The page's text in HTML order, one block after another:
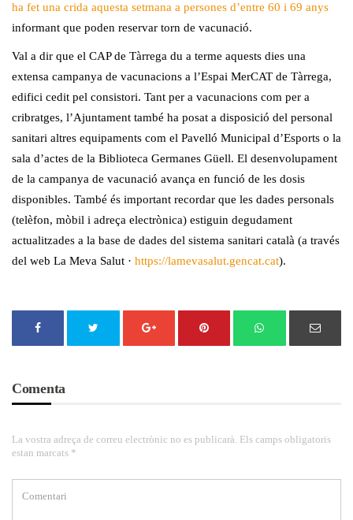
ha fet una crida aquesta setmana a persones d’entre 60 i 69 anys
informant que poden reservar torn de vacunació.
Val a dir que el CAP de Tàrrega du a terme aquests dies una
extensa campanya de vacunacions a l’Espai MerCAT de Tàrrega,
edifici cedit pel consistori. Tant per a vacunacions com per a
cribratges, l’Ajuntament també ha posat a disposició del personal
sanitari altres equipaments com el Pavelló Municipal d’Esports o la
sala d’actes de la Biblioteca Germanes Güell. El desenvolupament
de la campanya de vacunació avança en funció de les dosis
disponibles. També és important recordar que les dades personals
(telèfon, mòbil i adreça electrònica) estiguin degudament
actualitzades a la base de dades del sistema sanitari català (a través
del web La Meva Salut · https://lamevasalut.gencat.cat).
Comenta
La vostra adreça de correu electrònic no es publicarà. Els camps obligatoris
estan marcats *